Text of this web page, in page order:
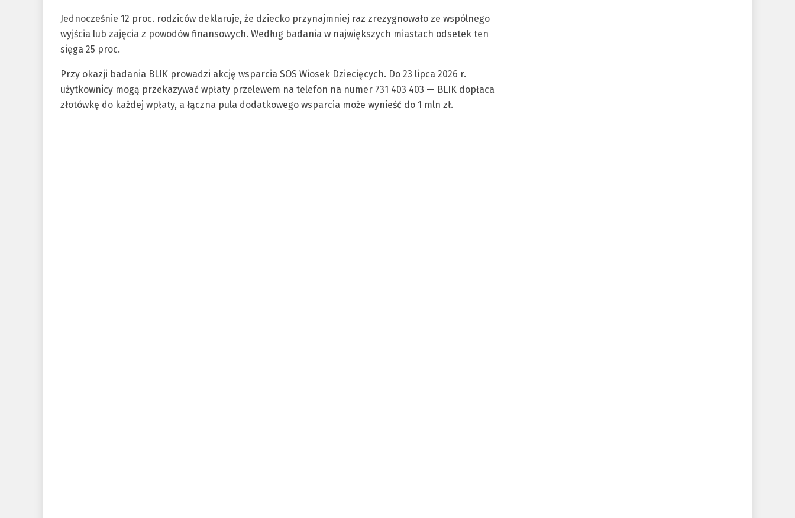
Jednocześnie 12 proc. rodziców deklaruje, że dziecko przynajmniej raz zrezygnowało ze wspólnego
wyjścia lub zajęcia z powodów finansowych. Według badania w największych miastach odsetek ten
sięga 25 proc.
Przy okazji badania BLIK prowadzi akcję wsparcia SOS Wiosek Dziecięcych. Do 23 lipca 2026 r.
użytkownicy mogą przekazywać wpłaty przelewem na telefon na numer 731 403 403 — BLIK dopłaca
złotówkę do każdej wpłaty, a łączna pula dodatkowego wsparcia może wynieść do 1 mln zł.